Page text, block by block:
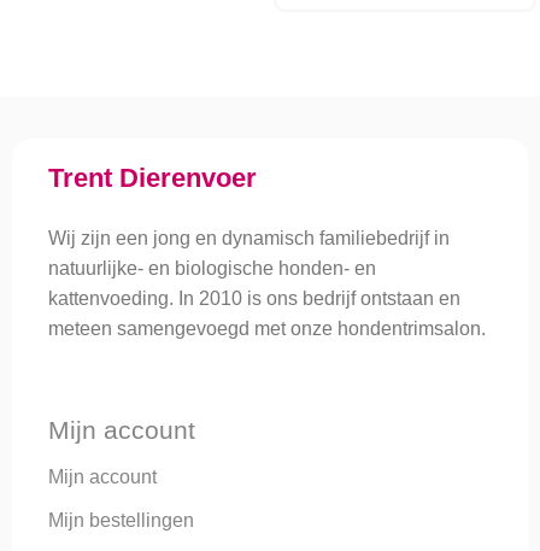
Trent Dierenvoer
Wij zijn een jong en dynamisch familiebedrijf in
natuurlijke- en biologische honden- en
kattenvoeding. In 2010 is ons bedrijf ontstaan en
meteen samengevoegd met onze hondentrimsalon.
Mijn account
Mijn account
Mijn bestellingen